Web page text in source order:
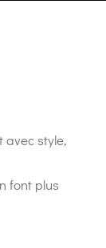
style,
font plus